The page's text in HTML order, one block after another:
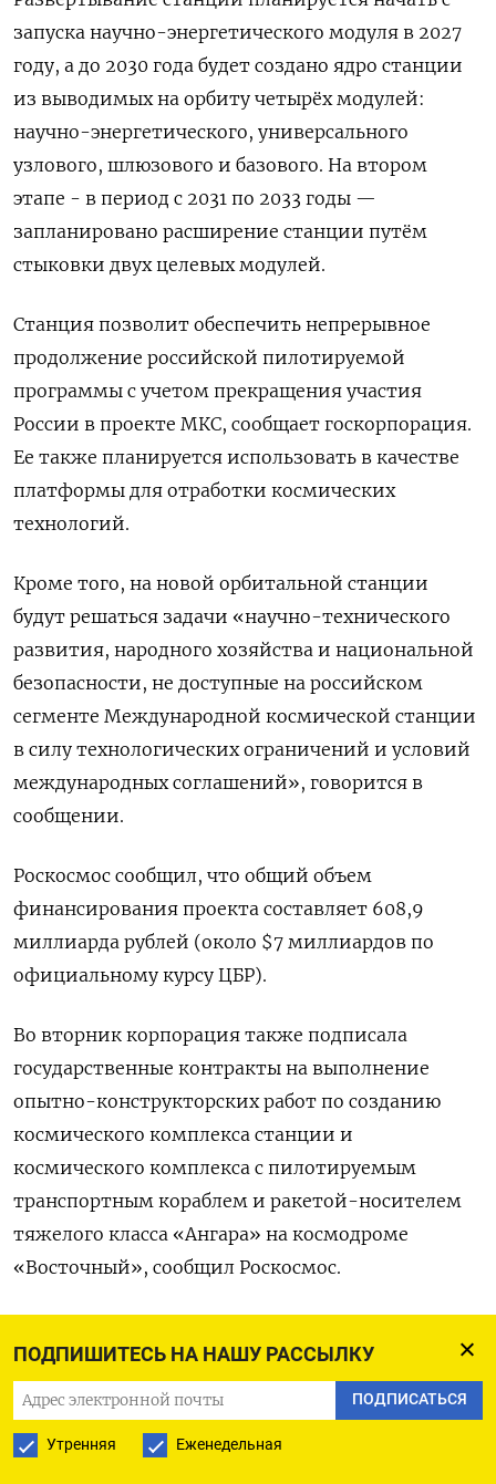
ПОДПИШИТЕСЬ НА НАШУ РАССЫЛКУ
ПОДПИСАТЬСЯ
Утренняя Еженедельная
запуска научно-энергетического модуля в 2027
году, а до 2030 года будет создано ядро станции
из выводимых на орбиту четырёх модулей:
научно-энергетического, универсального
узлового, шлюзового и базового. На втором
этапе - в период с 2031 по 2033 годы —
запланировано расширение станции путём
стыковки двух целевых модулей.
Станция позволит обеспечить непрерывное
продолжение российской пилотируемой
программы с учетом прекращения участия
России в проекте МКС, сообщает госкорпорация.
Ее также планируется использовать в качестве
платформы для отработки космических
технологий.
Кроме того, на новой орбитальной станции
будут решаться задачи «научно-технического
развития, народного хозяйства и национальной
безопасности, не доступные на российском
сегменте Международной космической станции
в силу технологических ограничений и условий
международных соглашений», говорится в
сообщении.
Роскосмос сообщил, что общий объем
финансирования проекта составляет 608,9
миллиарда рублей (около $7 миллиардов по
официальному курсу ЦБР).
Во вторник корпорация также подписала
государственные контракты на выполнение
опытно-конструкторских работ по созданию
космического комплекса станции и
космического комплекса с пилотируемым
транспортным кораблем и ракетой-носителем
тяжелого класса «Ангара» на космодроме
«Восточный», сообщил Роскосмос.
орбитальную станцию с учетом устаревания
Международной космической станции и планов
выхода из программы, но в прошлом году
продлила свое участие в международном